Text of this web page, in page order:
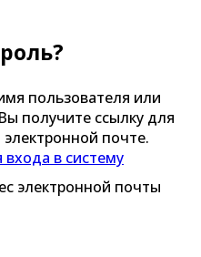
пользователя или
получите ссылку для
почте.
входа в систему
электронной почты